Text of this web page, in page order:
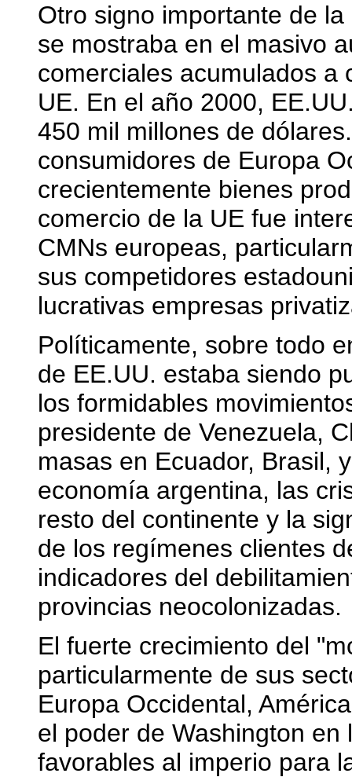
Otro signo importante de
se mostraba en el masivo
comerciales acumulados a
UE. En el año 2000,
450 mil millones de
consumidores de Europa
crecientemente bienes
comercio de la UE fue
CMNs europeas,
sus competidores
lucrativas empresas
Políticamente, sobre todo
de EE.UU. estaba siendo
los formidables
presidente de Venezuela,
masas en Ecuador, Brasil,
economía argentina, las
resto del continente y la
de los regímenes clientes
indicadores del
provincias neocolonizadas.
El fuerte crecimiento del
particularmente de sus
Europa Occidental,
el poder de Washington
favorables al imperio para